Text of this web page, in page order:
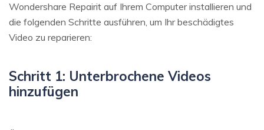
Wondershare Repairit auf Ihrem Computer installieren und
die folgenden Schritte ausführen, um Ihr beschädigtes
Video zu reparieren:
Schritt 1: Unterbrochene Videos
hinzufügen